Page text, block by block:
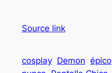
Source link
cosplay Demon épico